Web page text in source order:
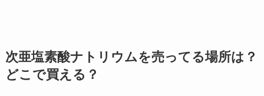
次亜塩素酸ナトリウムを売ってる場所は？
どこで買える？